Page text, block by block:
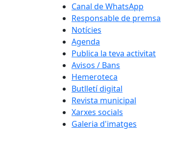
Canal de WhatsApp
Responsable de premsa
Notícies
Agenda
Publica la teva activitat
Avisos / Bans
Hemeroteca
Butlletí digital
Revista municipal
Xarxes socials
Galeria d'imatges